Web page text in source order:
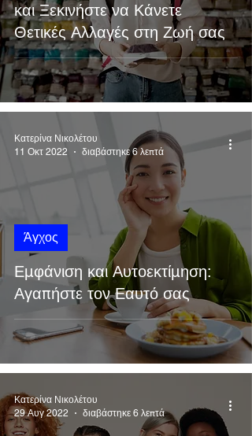
και Ξεκινήστε να Κάνετε
Θετικές Αλλαγές στη Ζωή σας
Εμφάνιση και Αυτοεκτίμηση:
Αγαπήστε τον Εαυτό σας
Άγχος
Κατερίνα Νικολέτου
11 Οκτ 2022
διαβάστηκε 6 λεπτά
Κατερίνα Νικολέτου
29 Αυγ 2022
διαβάστηκε 6 λεπτά